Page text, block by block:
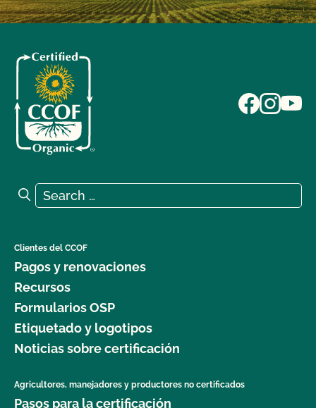
Search for:
Search
Clientes del CCOF
Pagos y renovaciones
Recursos
Formularios OSP
Etiquetado y logotipos
Noticias sobre certificación
Agricultores, manejadores y productores no certificados
Pasos para la certificación